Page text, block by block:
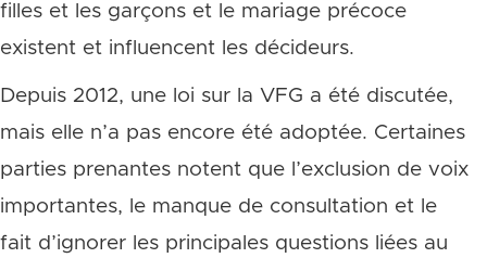
filles et les garçons et le mariage précoce
existent et influencent les décideurs.
Depuis 2012, une loi sur la VFG a été discutée,
mais elle n’a pas encore été adoptée. Certaines
parties prenantes notent que l’exclusion de voix
importantes, le manque de consultation et le
fait d’ignorer les principales questions liées au